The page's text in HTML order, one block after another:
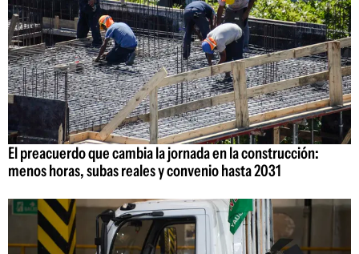
El preacuerdo que cambia la jornada en la construcción:
menos horas, subas reales y convenio hasta 2031